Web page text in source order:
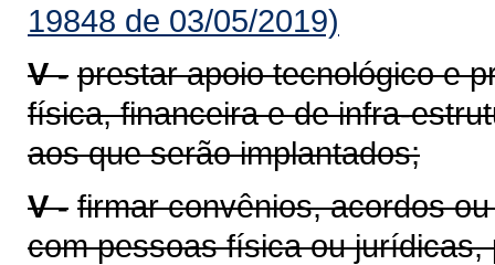
19848 de 03/05/2019)
V - prestar apoio tecnológico e
física, financeira e de infra-
aos que serão implantados;
V - firmar convênios, acordos
com pessoas física ou